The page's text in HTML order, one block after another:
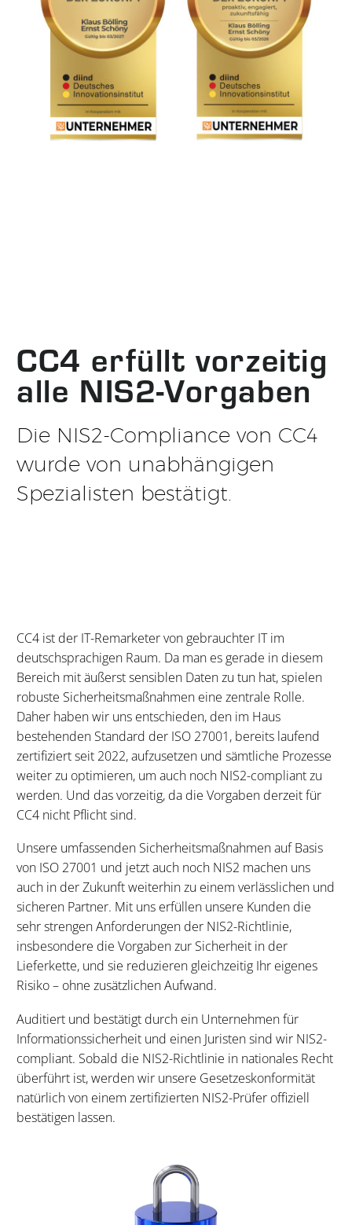
CC4 erfüllt vorzeitig
alle NIS2-Vorgaben
Die NIS2-Compliance von CC4
wurde von unabhängigen
Spezialisten bestätigt.
CC4 ist der IT-Remarketer von gebrauchter IT im
deutschsprachigen Raum. Da man es gerade in diesem
Bereich mit äußerst sensiblen Daten zu tun hat, spielen
robuste Sicherheitsmaßnahmen eine zentrale Rolle.
Daher haben wir uns entschieden, den im Haus
bestehenden Standard der ISO 27001, bereits laufend
zertifiziert seit 2022, aufzusetzen und sämtliche Prozesse
weiter zu optimieren, um auch noch NIS2-compliant zu
werden. Und das vorzeitig, da die Vorgaben derzeit für
CC4 nicht Pflicht sind.
Unsere umfassenden Sicherheitsmaßnahmen auf Basis
von ISO 27001 und jetzt auch noch NIS2 machen uns
auch in der Zukunft weiterhin zu einem verlässlichen und
sicheren Partner. Mit uns erfüllen unsere Kunden die
sehr strengen Anforderungen der NIS2-Richtlinie,
insbesondere die Vorgaben zur Sicherheit in der
Lieferkette, und sie reduzieren gleichzeitig Ihr eigenes
Risiko – ohne zusätzlichen Aufwand.
Auditiert und bestätigt durch ein Unternehmen für
Informationssicherheit und einen Juristen sind wir NIS2-
compliant. Sobald die NIS2-Richtlinie in nationales Recht
überführt ist, werden wir unsere Gesetzeskonformität
natürlich von einem zertifizierten NIS2-Prüfer offiziell
bestätigen lassen.